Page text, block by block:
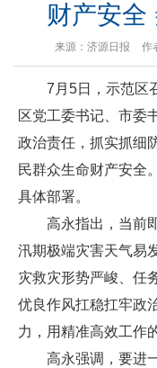
财产安全
来源：济源日报 作
7月5日，示范区
区党工委书记、市委
政治责任，抓实抓细
民群众生命财产安全
具体部署。
高永指出，当前
汛期极端灾害天气易
灾救灾形势严峻、任
优良作风扛稳扛牢政
力，用精准高效工作
高永强调，要进